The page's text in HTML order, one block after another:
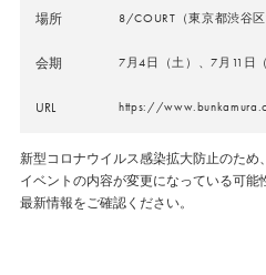
場所 8/COURT（東京都渋谷
会期 7月4日（土）、7月11日
URL https://
新型コロナウイルス感染拡大防止のた
イベントの内容が変更になっている可
最新情報をご確認ください。